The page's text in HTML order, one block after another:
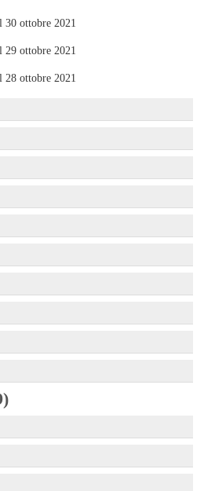
ottobre 2021
ottobre 2021
ottobre 2021